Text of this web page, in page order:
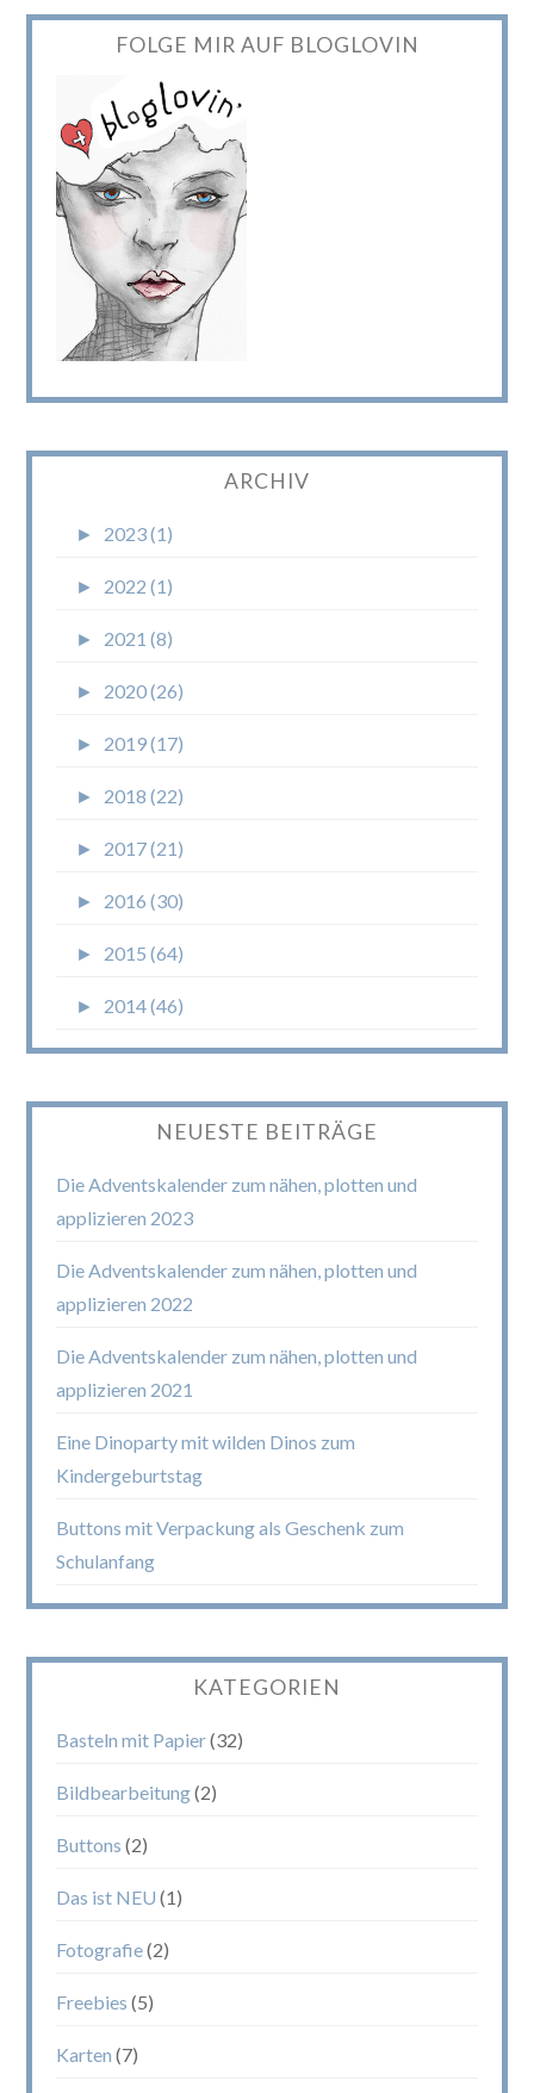
FOLGE MIR AUF BLOGLOVIN
ARCHIV
► 2023 (1)
► 2022 (1)
► 2021 (8)
► 2020 (26)
► 2019 (17)
► 2018 (22)
► 2017 (21)
► 2016 (30)
► 2015 (64)
► 2014 (46)
NEUESTE BEITRÄGE
Die Adventskalender zum nähen, plotten und
applizieren 2023
Die Adventskalender zum nähen, plotten und
applizieren 2022
Die Adventskalender zum nähen, plotten und
applizieren 2021
Eine Dinoparty mit wilden Dinos zum
Kindergeburtstag
Buttons mit Verpackung als Geschenk zum
Schulanfang
KATEGORIEN
Basteln mit Papier(32)
Bildbearbeitung(2)
Buttons (2)
Das ist NEU (1)
Fotografie(2)
Freebies (5)
Karten (7)